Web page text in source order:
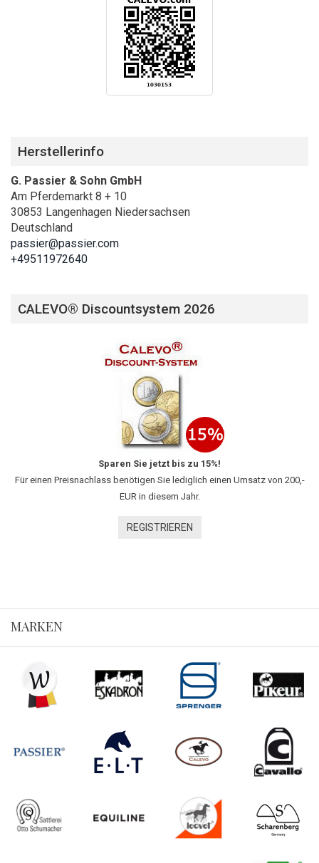
Herstellerinfo
G. Passier & Sohn GmbH
Am Pferdemarkt 8 + 10
30853 Langenhagen Niedersachsen
Deutschland
passier@passier.com
+49511972640
CALEVO® Discountsystem 2026
Sparen Sie jetzt bis zu 15%!
Für einen Preisnachlass benötigen Sie lediglich einen Umsatz von 200,-
EUR in diesem Jahr.
REGISTRIEREN
MARKEN